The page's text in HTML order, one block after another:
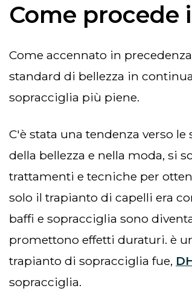
Come procede
come accennato in precedenza, le sopracciglia hanno una funzione estremamente importante e quindi, sia per fattori di salute che per
standard di bellezza in
sopracciglia più piene.
c'è stata una tendenza verso le sopracciglia sottili e rotonde fin dagli anni '60, ma recentemente, con il cambiamento nella percezione
della bellezza e nella moda, si
trattamenti e tecniche per
solo il trapianto di capelli era
baffi e sopracciglia sono
promettono effetti duraturi. è
trapianto di sopracciglia fue,
sopracciglia.